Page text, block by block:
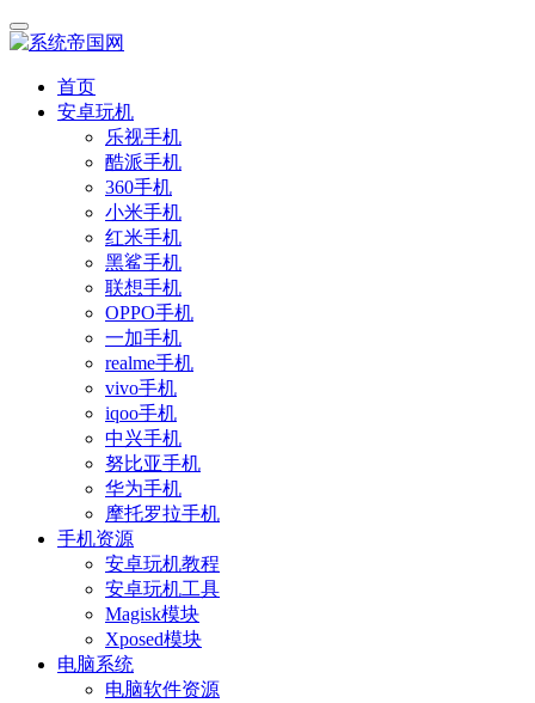
首页
安卓玩机
乐视手机
酷派手机
360手机
小米手机
红米手机
黑鲨手机
联想手机
OPPO手机
一加手机
realme手机
vivo手机
iqoo手机
中兴手机
努比亚手机
华为手机
摩托罗拉手机
手机资源
安卓玩机教程
安卓玩机工具
Magisk模块
Xposed模块
电脑系统
电脑软件资源